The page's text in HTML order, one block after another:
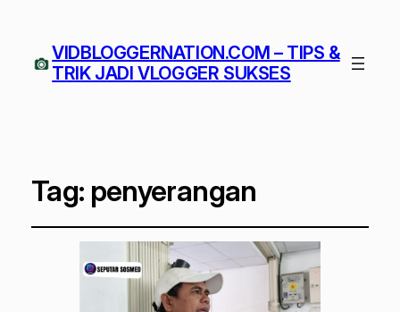
VIDBLOGGERNATION.COM – TIPS &
TRIK JADI VLOGGER SUKSES
Tag: penyerangan